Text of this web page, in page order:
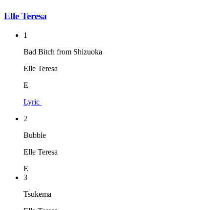
Elle Teresa
1
Bad Bitch from Shizuoka
Elle Teresa
E
Lyric
2
Bubble
Elle Teresa
E
3
Tsukema